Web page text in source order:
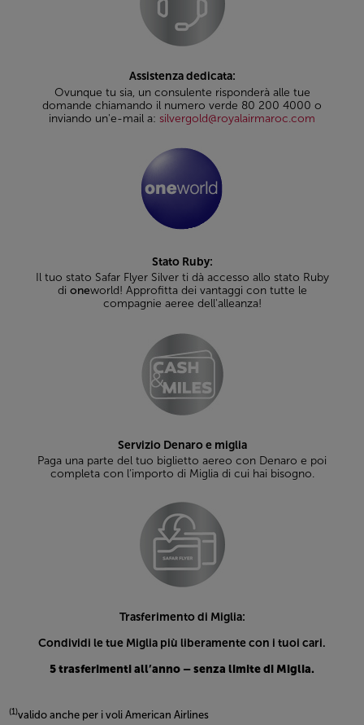
Assistenza dedicata:
Ovunque tu sia, un consulente risponderà alle tue
domande chiamando il numero verde 80 200 4000 o
inviando un'e-mail a: silvergold@royalairmaroc.com
Stato Ruby:
Il tuo stato Safar Flyer Silver ti dà accesso allo stato Ruby
di oneworld! Approfitta dei vantaggi con tutte le
compagnie aeree dell'alleanza!
Servizio Denaro e miglia
Paga una parte del tuo biglietto aereo con Denaro e poi
completa con l’importo di Miglia di cui hai bisogno.
Trasferimento di Miglia:
Condividi le tue Miglia più liberamente con i tuoi cari.
5 trasferimenti all’anno – senza limite di Miglia.
(1)valido anche per i voli American Airlines